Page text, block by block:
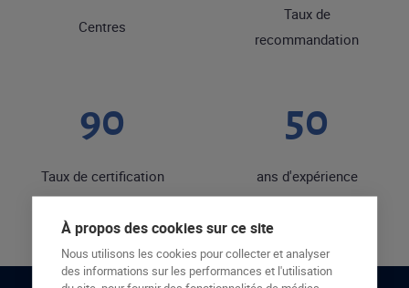
Centres
Taux de
recommandation
90
Taux de certification
50
ans d'expérience
À propos des cookies sur ce site
Nous utilisons les cookies pour collecter et analyser
des informations sur les performances et l'utilisation